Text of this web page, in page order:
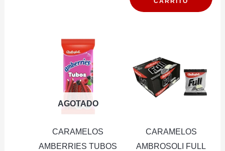
60G
AGOTADO
CARAMELOS
AMBERRIES TUBOS
CARAMELOS
AMBROSOLI FULL